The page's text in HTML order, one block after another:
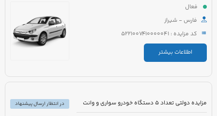
فعال
فارس - شیراز
کد مزایده : 5221007410000041
اطلاعات بیشتر
مزایده دولتی تعداد 5 دستگاه خودرو سواری و وانت
در انتظار ارسال پیشنهاد